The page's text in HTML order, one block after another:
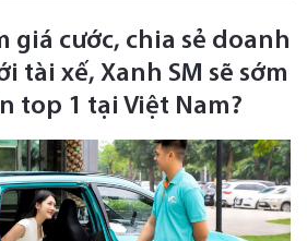
giá cước, chia sẻ doanh
tài xế, Xanh SM sẽ sớm
top 1 tại Việt Nam?